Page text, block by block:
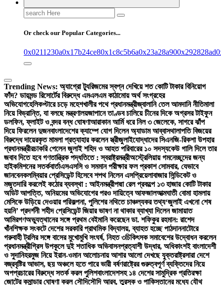
Search
for:
Or check our Popular Categories...
0x0211230a0x17b24ce80x1c8c5b6a0x23a28a900x292828ad
Trending News: অ্যাগ্রো ট্যুরিজমের স্বপ্ন দেখিয়ে শত কোটি টাকার বিনিয়োগ
ফাঁদ? ডায়মন্ড রিসোর্টের বিরুদ্ধে এমএলএম কাঠামোয় অর্থ সংগ্রহের
অভিযোগহেলিকপ্টারে চড়ে মহেশখালীর পথে প্রধানমন্ত্রীজ্বালানি তেল আমদানি নীতিমালা
নিয়ে বিভ্রান্তি, যা বলছে মন্ত্রণালয়জাপানে তাণ্ডব চালিয়ে চীনের দিকে অগ্রসর টাইফুন
ডলফিন, ফ্লাইট ও বন্দর বন্ধ ঘোষণাআরাকান আর্মি ধরে নিল ৩ জেলেকে, সাগরে ঝাঁপ
দিয়ে ফিরলেন দুজনবাংলাদেশের ক্যাম্পে যোগ দিলেন অ্যাডাম আব্বাসথালাপতি বিজয়ের
বিরুদ্ধে দায়েরকৃত মামলা প্রত্যাহার করলেন স্ত্রীজুলাইযোদ্ধাদের সিএনজি-রিকশা উপহার
প্রধানমন্ত্রীরচাকরি পেলেন জুলাই শহিদ ও আহত পরিবারের ১০ সদস্যকেউ গালি দিলে তার
জবাব দিতে হবে গণতান্ত্রিক পদ্ধতিতে : স্বরাষ্ট্রমন্ত্রীঅস্ট্রেলিয়ায় গমনেচ্ছুদের জন্য
হাইকমিশনের সতর্কবার্তাএসএসসি ও সমমান পরীক্ষার ফল প্রকাশ সোমবার, যেভাবে
জানবেনকলম্বিয়ার প্রেসিডেন্ট হিসেবে শপথ নিলেন এসপ্রিয়েলাবাজার সিন্ডিকেট ও
মজুতদারি করলেই কঠোর ব্যবস্থা : আইনমন্ত্রীপদ্মা রেল প্রকল্পে ১৩ হাজার কোটি টাকার
অডিট আপত্তি, অনিয়মের অভিযোগের পরও দায়িত্বে আফজালআত্মঘাতী বোমা হামলায়
মেসিকে উড়িয়ে দেওয়ার পরিকল্পনা, পুলিশের নথিতে চাঞ্চল্যকর তথ্য‘জুলাই এখনো শেষ
হয়নি’ প্রদর্শনী শহীদ প্রেসিডেন্ট জিয়ার ভাষণ না থাকার ব্যাখ্যা দিলেন জামায়াত
আমিরগণঅভ্যুত্থানের সঙ্গে প্রথম বেইমানি করেছেন ডা. শফিকুর রহমান: রাশেদ
খাঁনশিক্ষক সংকটে দেশের সরকারি প্রাথমিক বিদ্যালয়, ব্যাহত হচ্ছে পাঠদাননাটোরে
গরুবাহী ট্রলির সঙ্গে বাসের মুখোমুখি সংঘর্ষ, নিহত ৩চিকিৎসক সমাবেশের উদ্বোধন করলেন
প্রধানমন্ত্রীগ্রিস উপকূলে দুই শতাধিক অভিবাসনপ্রত্যাশী উদ্ধার, অধিকাংশই বাংলাদেশী
ও সুদানিহরমুজ নিয়ে ইরান-ওমান আলোচনায় আশার আলো দেখছে যুক্তরাষ্ট্রসারা দেশে
বজ্রবৃষ্টির আভাস, ছয় অঞ্চলে হতে পারে ভারী বর্ষণরাষ্ট্রের গুরুত্বপূর্ণ ব্যক্তিদের নিয়ে
অপপ্রচারের বিরুদ্ধে সতর্ক করল পুলিশবাংলাদেশসহ ১৪ দেশের সামুদ্রিক প্রতিরক্ষা
জোটের কমান্ডার ঘোষণা করল সৌদিসৌদি আরব, তুরস্ক ও পাকিস্তানের মধ্যে যৌথ